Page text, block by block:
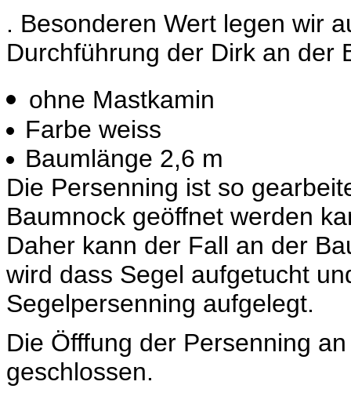
. Besonderen Wert legen wir
Durchführung der Dirk an der
ohne Mastkamin
Farbe weiss
Baumlänge 2,6 m
Die Persenning ist so
Baumnock geöffnet werden
Daher kann der Fall an der
wird dass Segel aufgetucht
Segelpersenning aufgelegt.
Die Öfffung der Persenning
geschlossen.